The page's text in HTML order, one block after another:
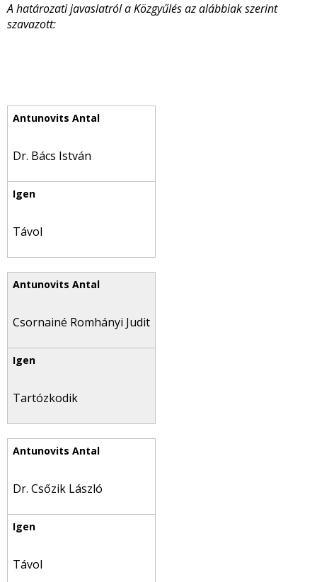
A határozati javaslatról a Közgyűlés az alábbiak szerint
szavazott:
Dr. Bács István
Távol
Csornainé Romhányi Judit
Tartózkodik
Dr. Csőzik László
Távol